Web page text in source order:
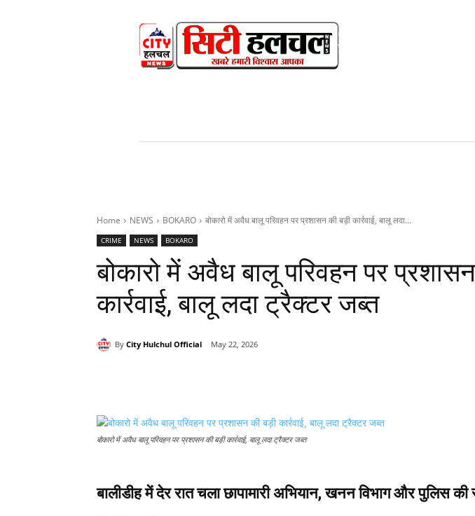
Home NEWS BOKARO बोकारो में अवैध बालू परिवहन पर प्रशासन की बड़ी कार्रवाई, बालू लदा...
CRIME NEWS BOKARO
बोकारो में अवैध बालू परिवहन पर
कार्रवाई, बालू लदा ट्रैक्टर जब्त
By City Hulchul Official May 22, 2026
बोकारो में अवैध बालू परिवहन पर प्रशासन की बड़ी कार्रवाई, बालू लदा ट्रैक्टर जब्त
बालीडीह में देर रात चला छापामारी अभियान, खनन विभाग और पुलिस की